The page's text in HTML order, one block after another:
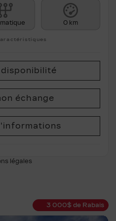
0 km
échange
légales
3 000$ de Rabais